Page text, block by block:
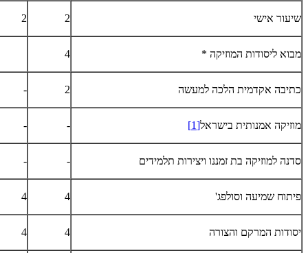
שיעור אישי 2
2
מבוא ליסודות המוזיקה * 4
כתיבה אקדמית הלכה למעשה 2
-
מוזיקה אמנותית בישראל[1]
-
-
סדנה למוזיקה בת זמננו ויצירות תלמידים -
-
פיתוח שמיעה וסולפג' 4
4
יסודות המרקם והצורה 4
4